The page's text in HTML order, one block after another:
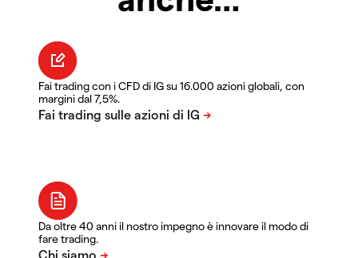
Fai trading con i CFD di IG su 16.000 azioni globali, con
margini dal 7,5%.
Da oltre 40 anni il nostro impegno è innovare il modo di
fare trading.